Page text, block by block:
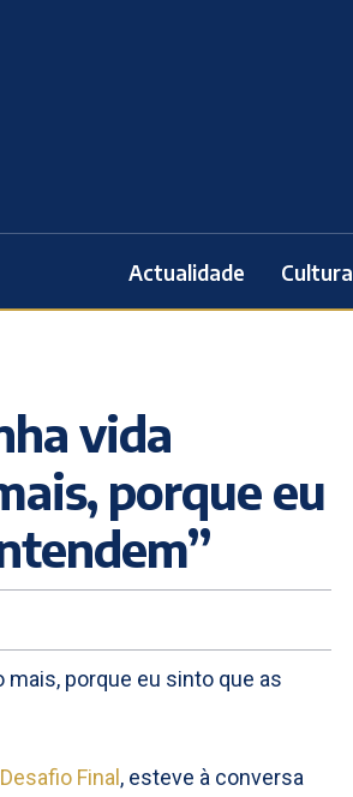
Actualidade Cultura
vida
porque eu
mais, porque eu sinto que as
Final , esteve à conversa